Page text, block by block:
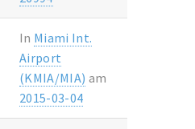
In Miami Int.
Airport
(KMIA/MIA) am
2015-03-04